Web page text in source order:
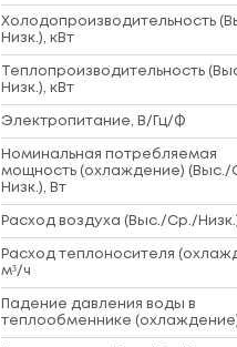
Холодопроизводительность
Низк.), кВт
Теплопроизводительность
Низк.), кВт
Электропитание, В/Гц/Ф
Номинальная потребляемая
мощность (охлаждение) (Выс./
Низк.), Вт
Расход воздуха (Выс./Ср./
Расход теплоносителя
м³/ч
Падение давления воды в
теплообменнике